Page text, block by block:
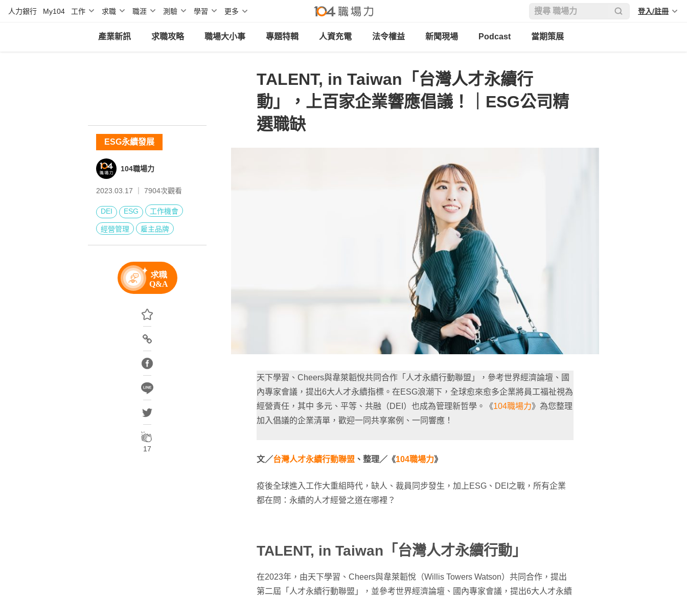
人力銀行 My104 工作 求職 職涯 測驗 學習 更多 登入/註冊
產業新訊 求職攻略 職場大小事 專題特輯 人資充電 法令權益 新聞現場 Podcast 當期策展
ESG永續發展
104職場力
2023.03.17 ｜ 7904次觀看
DEI ESG 工作機會
經營管理 雇主品牌
17
TALENT, in Taiwan「台灣人才永續行
動」，上百家企業響應倡議！｜ESG公司精
選職缺
天下學習、Cheers與韋萊韜悅共同合作「人才永續行動聯盟」，參考世界經濟論壇、國
內專家會議，提出6大人才永續指標。在ESG浪潮下，全球愈來愈多企業將員工福祉視為
經營責任，其中 多元、平等、共融（DEI）也成為管理新哲學。《104職場力》為您整理
加入倡議的企業清單，歡迎一同共享案例、一同響應！
文／台灣人才永續行動聯盟 、 整理／《104職場力》
疫後全球進入工作大重組時代，缺人、裁員同步發生，加上ESG、DEI之戰，所有企業
都在問：永續的人才經營之道在哪裡？
TALENT, in Taiwan「台灣人才永續行動」
在2023年，由天下學習、Cheers與韋萊韜悅（Willis Towers Watson）共同合作，提出
第二屆「人才永續行動聯盟」，並參考世界經濟論壇、國內專家會議，提出6大人才永續